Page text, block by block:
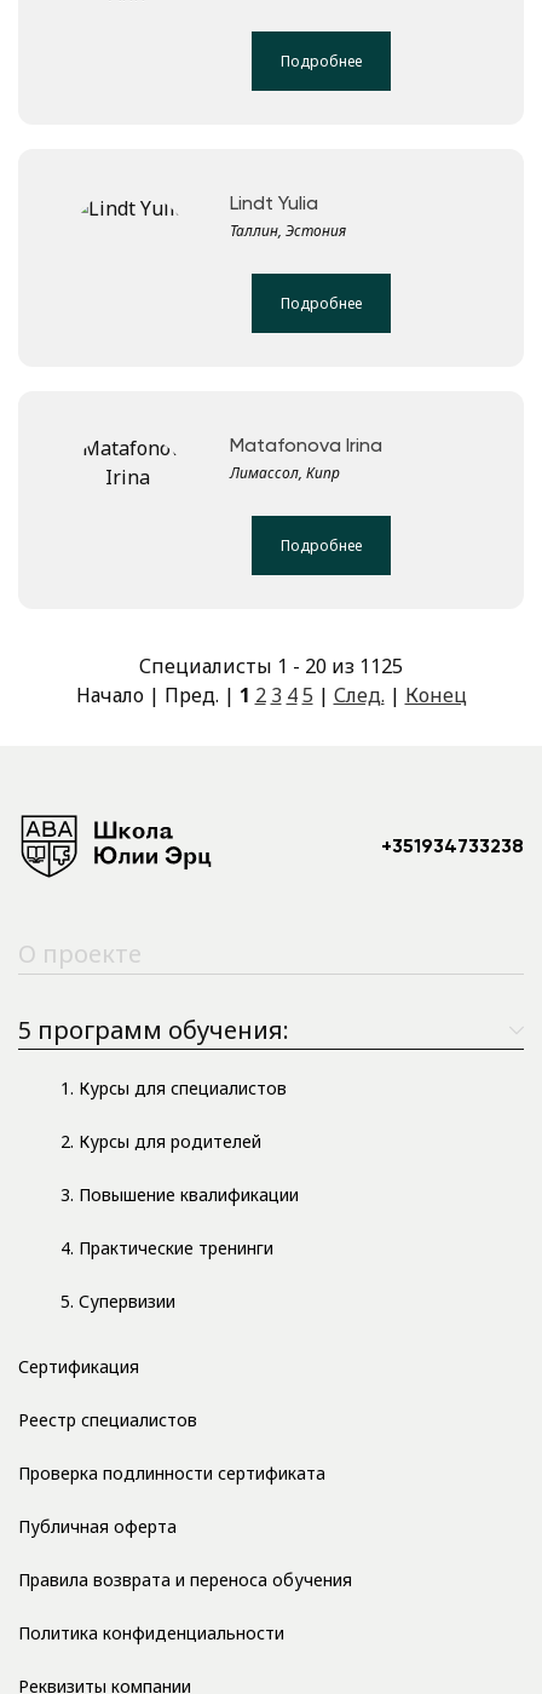
Подробнее
Lindt Yulia
Таллин, Эстония
Подробнее
Matafonova Irina
Лимассол, Кипр
Подробнее
Специалисты 1 - 20 из 1125
Начало | Пред. | 1 2 3 4 5 | След. | Конец
+351934733238
О проекте
5 программ обучения:
1. Курсы для специалистов
2. Курсы для родителей
3. Повышение квалификации
4. Практические тренинги
5. Супервизии
Сертификация
Реестр специалистов
Проверка подлинности сертификата
Публичная оферта
Правила возврата и переноса обучения
Политика конфиденциальности
Реквизиты компании